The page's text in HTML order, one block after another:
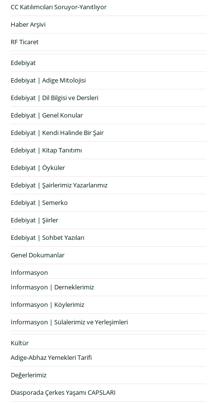
CC Katılımcıları Soruyor-Yanıtlıyor
Haber Arşivi
RF Ticaret
Edebiyat
Edebiyat | Adige Mitolojisi
Edebiyat | Dil Bilgisi ve Dersleri
Edebiyat | Genel Konular
Edebiyat | Kendi Halinde Bir Şair
Edebiyat | Kitap Tanıtımı
Edebiyat | Öyküler
Edebiyat | Şairlerimiz Yazarlarımız
Edebiyat | Semerko
Edebiyat | Şiirler
Edebiyat | Sohbet Yazıları
Genel Dokumanlar
İnformasyon
İnformasyon | Derneklerimiz
İnformasyon | Köylerimiz
İnformasyon | Sülalerimiz ve Yerleşimleri
Kültür
Adige-Abhaz Yemekleri Tarifi
Değerlerimiz
Diasporada Çerkes Yaşamı CAPSLARI